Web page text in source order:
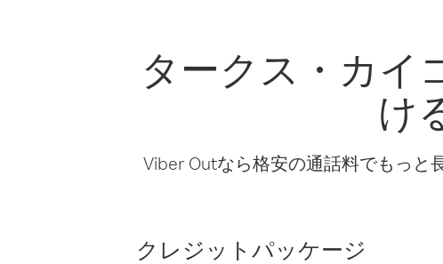
タークス・カイ
け
Viber Outなら格安の通話料でもっと
クレジットパッケージ